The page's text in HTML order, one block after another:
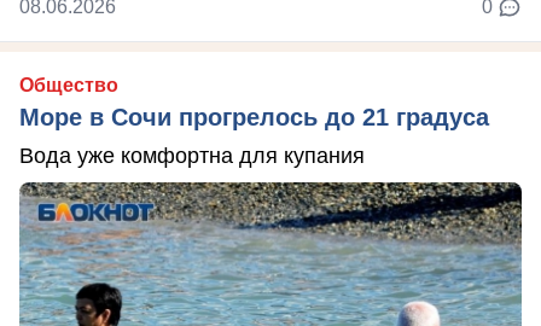
08.06.2026 0
Общество
Море в Сочи прогрелось до 21 градуса
Вода уже комфортна для купания